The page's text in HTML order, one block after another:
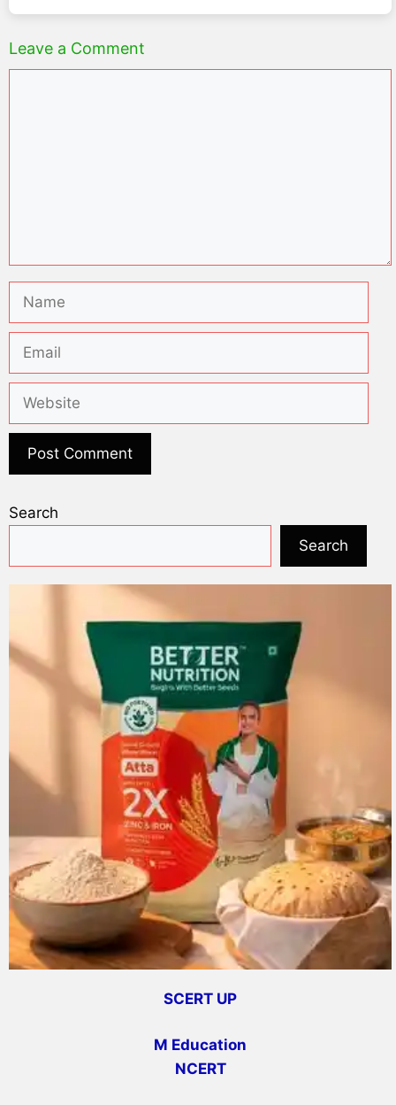
Leave a Comment
Search
Search
SCERT UP
M Education
NCERT